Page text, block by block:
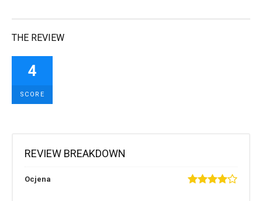
THE REVIEW
4
SCORE
REVIEW BREAKDOWN
Ocjena